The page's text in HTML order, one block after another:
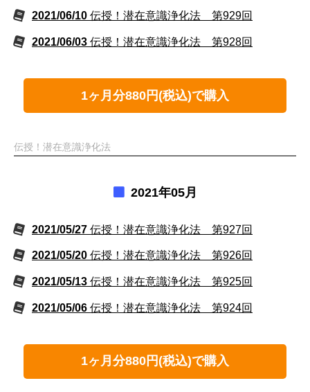
2021/06/10 伝授！潜在意識浄化法 第929回
2021/06/03 伝授！潜在意識浄化法 第928回
1ヶ月分880円(税込)で購入
伝授！潜在意識浄化法
2021年05月
2021/05/27 伝授！潜在意識浄化法 第927回
2021/05/20 伝授！潜在意識浄化法 第926回
2021/05/13 伝授！潜在意識浄化法 第925回
2021/05/06 伝授！潜在意識浄化法 第924回
1ヶ月分880円(税込)で購入